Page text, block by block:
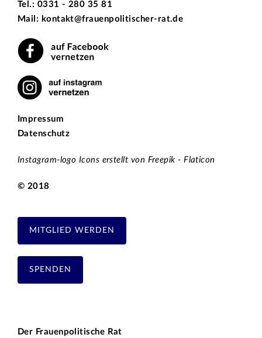
Tel.: 0331 - 280 35 81
Mail: kontakt@frauenpolitischer-rat.de
Impressum
Datenschutz
Instagram-logo Icons erstellt von Freepik - Flaticon
© 2018
MITGLIED WERDEN
SPENDEN
Der Frauenpolitische Rat